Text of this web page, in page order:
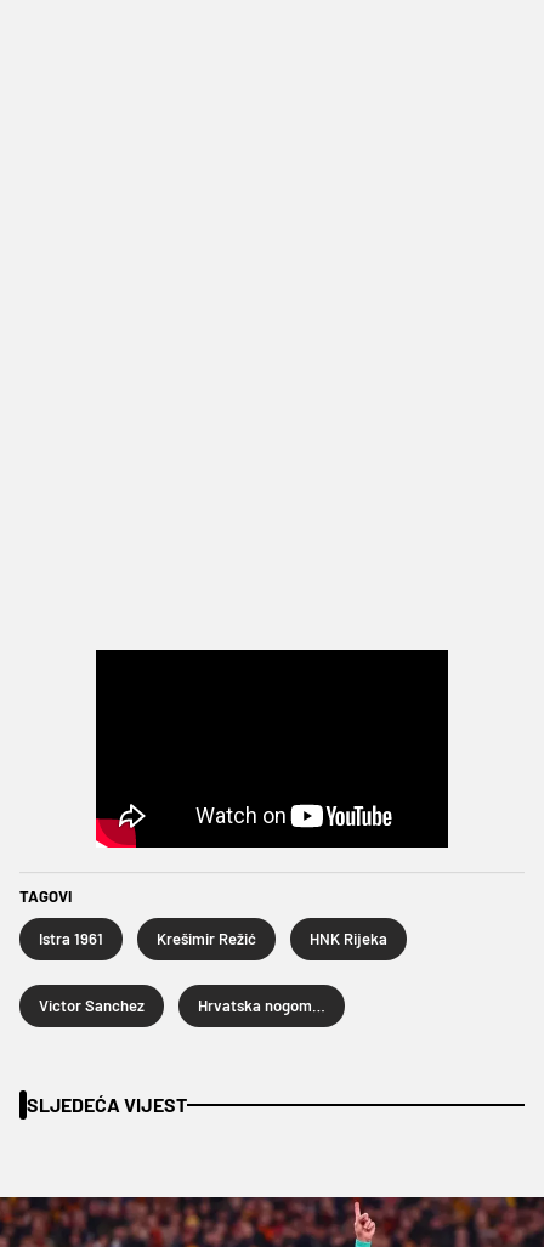
TAGOVI
Istra 1961 Krešimir Režić HNK Rijeka
Victor Sanchez
SLJEDEĆA VIJEST